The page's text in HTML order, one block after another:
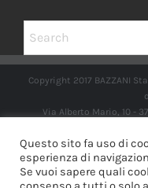
Copyright 2017 BAZZANI
Via Alberto Mario, 10 -
Questo sito fa uso di
esperienza di
Se vuoi sapere quali